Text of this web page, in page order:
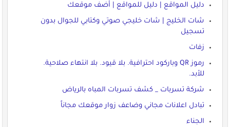
دليل المواقع | دليل للمواقع | أضف موقعك
شات الخليج | شات خليجي صوتي وكتابي للجوال بدون
تسجيل
زفات
رموز QR وباركود احترافية. بلا قيود. بلا انتهاء صلاحية.
للأبد.
شركة تسربات _ كشف تسربات المباه بالرياض
تبادل اعلانات مجاني وضاعف زوار موقعك مجاناً
الجناء